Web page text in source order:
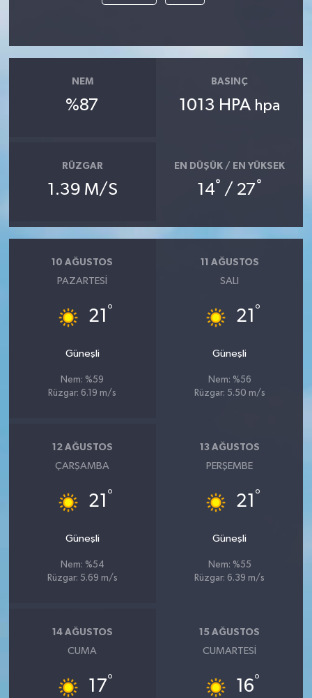
NEM
%87
BASINÇ
1013 HPA hpa
RÜZGAR
1.39 M/S
EN DÜŞÜK / EN YÜKSEK
14° / 27°
10 AĞUSTOS
PAZARTESI
21 °
Güneşli
Nem: %59
Rüzgar: 6.19 m/s
11 AĞUSTOS
SALI
21 °
Güneşli
Nem: %56
Rüzgar: 5.50 m/s
12 AĞUSTOS
ÇARŞAMBA
21 °
Güneşli
Nem: %54
Rüzgar: 5.69 m/s
13 AĞUSTOS
PERŞEMBE
21 °
Güneşli
Nem: %55
Rüzgar: 6.39 m/s
14 AĞUSTOS
CUMA
17°
15 AĞUSTOS
CUMARTESI
16°